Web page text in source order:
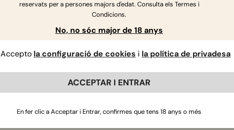
Si tens més preguntes, contacta amb nosaltres
reservats per a persones majors d'edat. Consulta els Termes i
Condicions.
No, no sóc major de 18 anys
Accepto la configuració de cookies i la política de privadesa
ACCEPTAR I ENTRAR
En fer clic a Acceptar i Entrar, confirmes que tens 18 anys o més